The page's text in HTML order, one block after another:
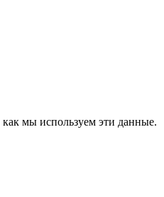
мы используем эти данные.